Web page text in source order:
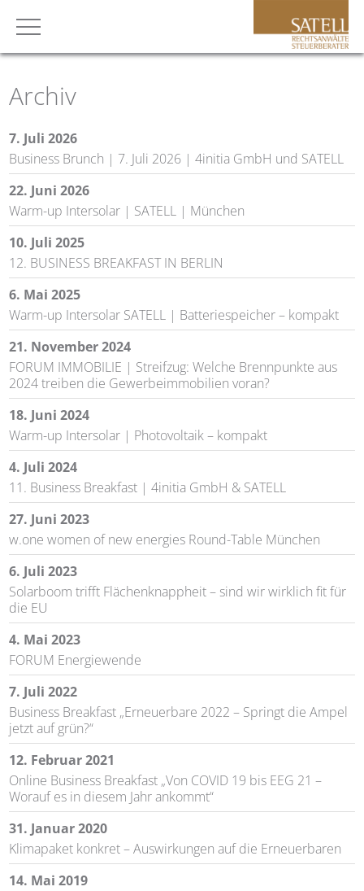
Archiv
7. Juli 2026
Business Brunch | 7. Juli 2026 | 4initia GmbH und SATELL
22. Juni 2026
Warm-up Intersolar | SATELL | München
10. Juli 2025
12. BUSINESS BREAKFAST IN BERLIN
6. Mai 2025
Warm-up Intersolar SATELL | Batteriespeicher – kompakt
21. November 2024
FORUM IMMOBILIE | Streifzug: Welche Brennpunkte aus
2024 treiben die Gewerbeimmobilien voran?
18. Juni 2024
Warm-up Intersolar | Photovoltaik – kompakt
4. Juli 2024
11. Business Breakfast | 4initia GmbH & SATELL
27. Juni 2023
w.one women of new energies Round-Table München
6. Juli 2023
Solarboom trifft Flächenknappheit – sind wir wirklich fit für
die EU
4. Mai 2023
FORUM Energiewende
7. Juli 2022
Business Breakfast „Erneuerbare 2022 – Springt die Ampel
jetzt auf grün?“
12. Februar 2021
Online Business Breakfast „Von COVID 19 bis EEG 21 –
Worauf es in diesem Jahr ankommt“
31. Januar 2020
Klimapaket konkret – Auswirkungen auf die Erneuerbaren
14. Mai 2019